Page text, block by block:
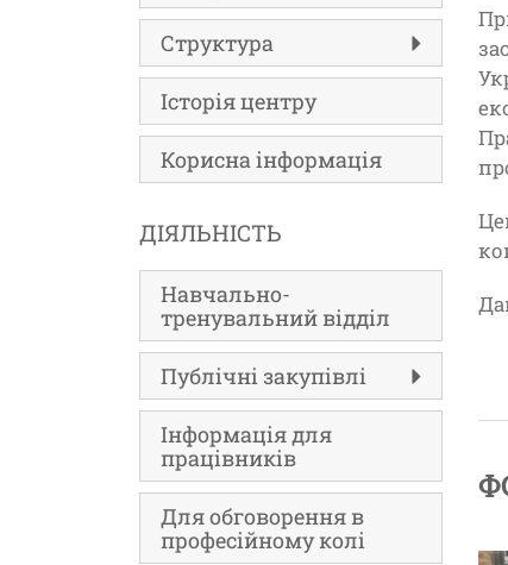
Структура
Історія центру
Корисна інформація
ДІЯЛЬНІСТЬ
Навчально-
тренувальний відділ
Публічні закупівлі
Інформація для
працівників
Для обговорення в
професійному колі